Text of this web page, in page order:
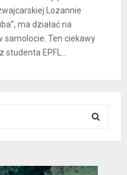
Lozannie
ma działać na
samolocie. Ten ciekawy
EPFL...
E